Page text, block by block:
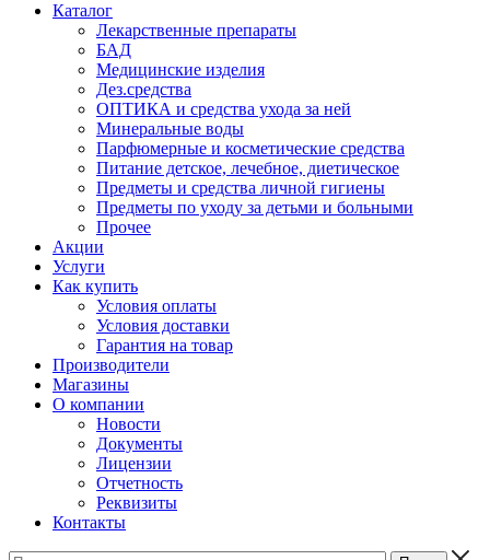
Каталог
Лекарственные препараты
БАД
Медицинские изделия
Дез.средства
ОПТИКА и средства ухода за ней
Минеральные воды
Парфюмерные и косметические средства
Питание детское, лечебное, диетическое
Предметы и средства личной гигиены
Предметы по уходу за детьми и больными
Прочее
Акции
Услуги
Как купить
Условия оплаты
Условия доставки
Гарантия на товар
Производители
Магазины
О компании
Новости
Документы
Лицензии
Отчетность
Реквизиты
Контакты